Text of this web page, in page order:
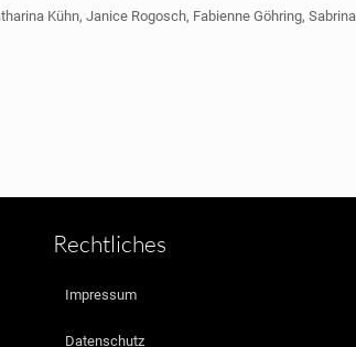
Kühn, Janice Rogosch, Fabienne Göhring,
Rechtliches
Impressum
Datenschutz